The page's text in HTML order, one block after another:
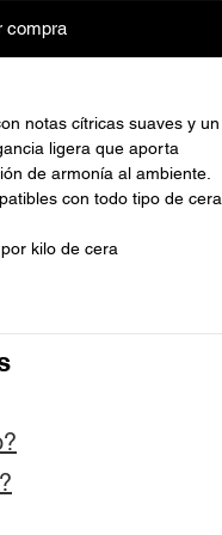
compra
notas cítricas suaves y un
ligera que aporta
de armonía al ambiente.
con todo tipo de cera
kilo de cera